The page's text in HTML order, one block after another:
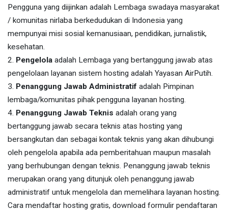
Pengguna yang diijinkan adalah Lembaga swadaya masyarakat
/ komunitas nirlaba berkedudukan di Indonesia yang
mempunyai misi sosial kemanusiaan, pendidikan, jurnalistik,
kesehatan.
2. Pengelola adalah Lembaga yang bertanggung jawab atas
pengelolaan layanan sistem hosting adalah Yayasan AirPutih.
3. Penanggung Jawab Administratif adalah Pimpinan
lembaga/komunitas pihak pengguna layanan hosting.
4. Penanggung Jawab Teknis adalah orang yang
bertanggung jawab secara teknis atas hosting yang
bersangkutan dan sebagai kontak teknis yang akan dihubungi
oleh pengelola apabila ada pemberitahuan maupun masalah
yang berhubungan dengan teknis. Penanggung jawab teknis
merupakan orang yang ditunjuk oleh penanggung jawab
administratif untuk mengelola dan memelihara layanan hosting.
Cara mendaftar hosting gratis, download formulir pendaftaran